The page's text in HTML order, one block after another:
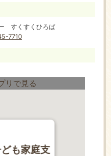
すくすくひろば
7710
リで見る
も家庭支